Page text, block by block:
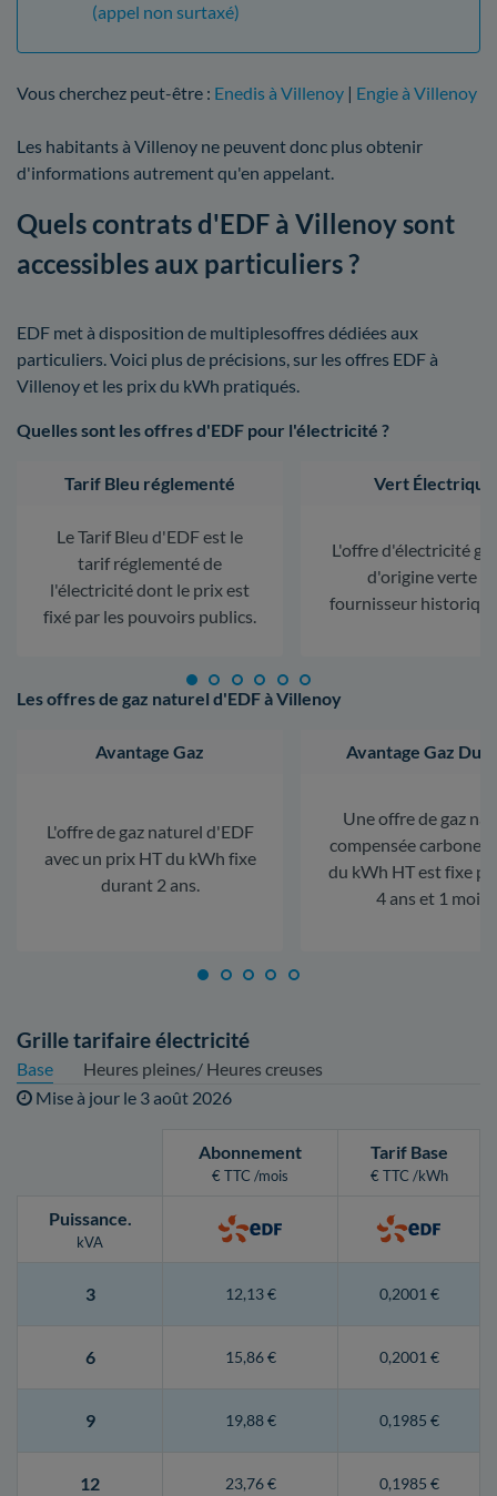
(appel non surtaxé)
Vous cherchez peut-être : Enedis à Villenoy | Engie à Villenoy
Les habitants à Villenoy ne peuvent donc plus obtenir
d'informations autrement qu'en appelant.
Quels contrats d'EDF à Villenoy sont
accessibles aux particuliers ?
EDF met à disposition de multiplesoffres dédiées aux
particuliers. Voici plus de précisions, sur les offres EDF à
Villenoy et les prix du kWh pratiqués.
Quelles sont les offres d'EDF pour l'électricité ?
Tarif Bleu réglementé
Le Tarif Bleu d'EDF est le
tarif réglementé de
l'électricité dont le prix est
fixé par les pouvoirs publics.
Vert Électrique
L'offre d'électricité
d'origine verte
fournisseur
Les offres de gaz naturel d'EDF à Villenoy
Avantage Gaz
L'offre de gaz naturel d'EDF
avec un prix HT du kWh fixe
durant 2 ans.
Avantage Gaz
Une offre de gaz
compensée carbone.
du kWh HT est fixe
4 ans et 1 mois.
Grille tarifaire électricité
Base
Heures pleines/ Heures creuses
Mise à jour le 3 août 2026
Abonnement
€ TTC /mois
Tarif Base
€ TTC /kWh
Puissance.
kVA
3 12,13 € 0,2001 €
6 15,86 € 0,2001 €
9 19,88 € 0,1985 €
12 23,76 € 0,1985 €